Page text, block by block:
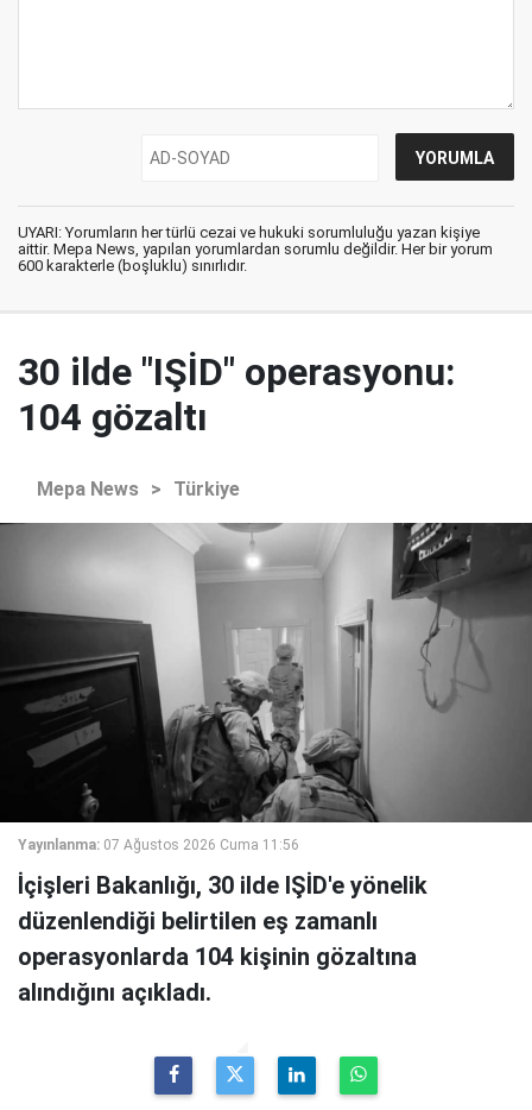
UYARI: Yorumların her türlü cezai ve hukuki sorumluluğu yazan kişiye
aittir. Mepa News, yapılan yorumlardan sorumlu değildir. Her bir yorum
600 karakterle (boşluklu) sınırlıdır.
30 ilde "IŞİD" operasyonu:
104 gözaltı
Mepa News > Türkiye
Yayınlanma: 07 Ağustos 2026 Cuma 11:56
İçişleri Bakanlığı, 30 ilde IŞİD'e yönelik
düzenlendiği belirtilen eş zamanlı
operasyonlarda 104 kişinin gözaltına
alındığını açıkladı.